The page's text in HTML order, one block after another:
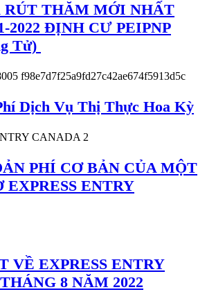
RÚT THĂM MỚI NHẤT
2022 ĐỊNH CƯ PEIPNP
Tử)
Dịch Vụ Thị Thực Hoa Kỳ
PHÍ CƠ BẢN CỦA MỘT
EXPRESS ENTRY
VỀ EXPRESS ENTRY
8 NĂM 2022